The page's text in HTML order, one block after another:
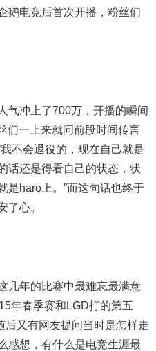
鹅电竞后首次开播，粉丝们
气冲上了700万，开播的瞬间
们一上来就问前段时间传言
不会退役的，现在自己就是
话还是得看自己的状态，状
是haro上。”而这句话也终于
了心。
几年的比赛中最难忘最满意
年春季赛和LGD打的第五
后又有网友提问当时是怎样走
感想，有什么是电竞生涯最